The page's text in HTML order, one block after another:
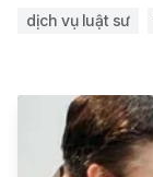
dịch vụ luật sư